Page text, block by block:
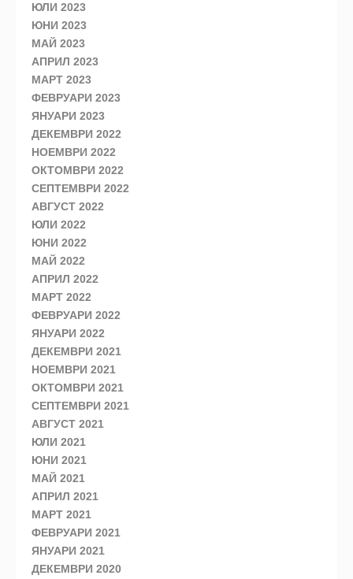
ЮЛИ 2023
ЮНИ 2023
МАЙ 2023
АПРИЛ 2023
МАРТ 2023
ФЕВРУАРИ 2023
ЯНУАРИ 2023
ДЕКЕМВРИ 2022
НОЕМВРИ 2022
ОКТОМВРИ 2022
СЕПТЕМВРИ 2022
АВГУСТ 2022
ЮЛИ 2022
ЮНИ 2022
МАЙ 2022
АПРИЛ 2022
МАРТ 2022
ФЕВРУАРИ 2022
ЯНУАРИ 2022
ДЕКЕМВРИ 2021
НОЕМВРИ 2021
ОКТОМВРИ 2021
СЕПТЕМВРИ 2021
АВГУСТ 2021
ЮЛИ 2021
ЮНИ 2021
МАЙ 2021
АПРИЛ 2021
МАРТ 2021
ФЕВРУАРИ 2021
ЯНУАРИ 2021
ДЕКЕМВРИ 2020